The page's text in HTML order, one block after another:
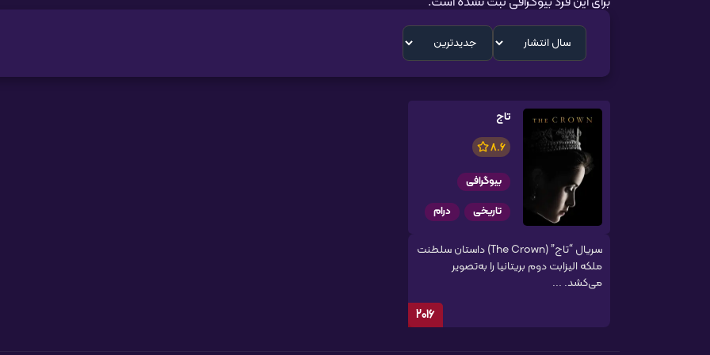
تاج
8.6
بیوگرافی
تاریخی
درام
سریال “تاج” (The Crown) داستان سلطنت
ملکه الیزابت دوم بریتانیا را به‌تصویر
می‌کشد. ...
2016